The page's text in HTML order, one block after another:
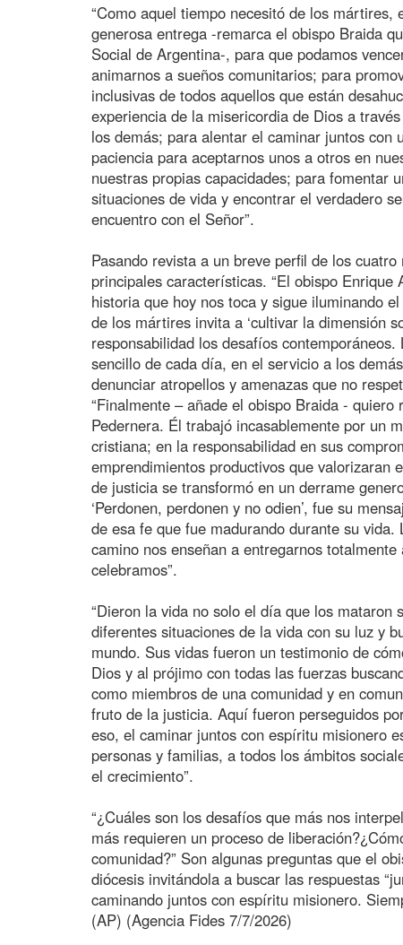
“Como aquel tiempo necesitó de los mártires,
generosa entrega -remarca el obispo Braida
Social de Argentina-, para que podamos
animarnos a sueños comunitarios; para
inclusivas de todos aquellos que están
experiencia de la misericordia de Dios a
los demás; para alentar el caminar juntos con
paciencia para aceptarnos unos a otros en
nuestras propias capacidades; para fomentar
situaciones de vida y encontrar el verdadero
encuentro con el Señor”.
Pasando revista a un breve perfil de los
principales características. “El obispo
historia que hoy nos toca y sigue iluminando
de los mártires invita a ‘cultivar la dimensión
responsabilidad los desafíos
sencillo de cada día, en el servicio a los
denunciar atropellos y amenazas que no
“Finalmente – añade el obispo Braida -
Pedernera. Él trabajó incasablemente por un
cristiana; en la responsabilidad en sus
emprendimientos productivos que valorizaran
de justicia se transformó en un derrame
‘Perdonen, perdonen y no odien’, fue su
de esa fe que fue madurando durante su
camino nos enseñan a entregarnos
celebramos”.
“Dieron la vida no solo el día que los
diferentes situaciones de la vida con su luz y
mundo. Sus vidas fueron un testimonio de
Dios y al prójimo con todas las fuerzas
como miembros de una comunidad y en
fruto de la justicia. Aquí fueron perseguidos
eso, el caminar juntos con espíritu misionero
personas y familias, a todos los ámbitos
el crecimiento”.
“¿Cuáles son los desafíos que más nos
más requieren un proceso de
comunidad?” Son algunas preguntas que el
diócesis invitándola a buscar las respuestas
caminando juntos con espíritu misionero.
(AP) (Agencia Fides 7/7/2026)